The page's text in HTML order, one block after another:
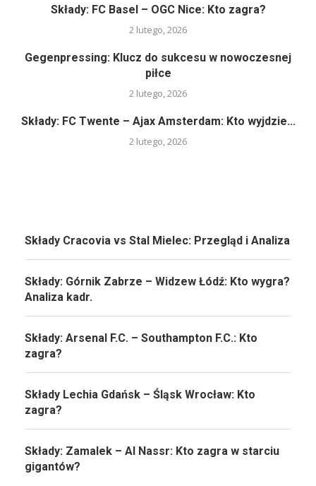
Składy: FC Basel – OGC Nice: Kto zagra?
2 lutego, 2026
Gegenpressing: Klucz do sukcesu w nowoczesnej
piłce
2 lutego, 2026
Składy: FC Twente – Ajax Amsterdam: Kto wyjdzie...
2 lutego, 2026
Składy Cracovia vs Stal Mielec: Przegląd i Analiza
Składy: Górnik Zabrze – Widzew Łódź: Kto wygra?
Analiza kadr.
Składy: Arsenal F.C. – Southampton F.C.: Kto
zagra?
Składy Lechia Gdańsk – Śląsk Wrocław: Kto
zagra?
Składy: Zamalek – Al Nassr: Kto zagra w starciu
gigantów?